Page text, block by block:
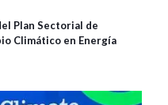
Plan Sectorial de
Climático en Energía